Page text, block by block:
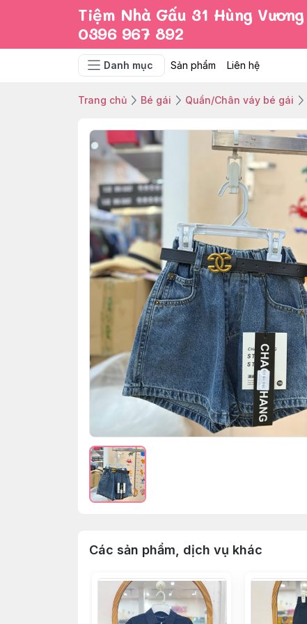
Tiệm Nhà Gấu 31 Hùng Vương
0396 967 892
Danh mục Sản phẩm Liên hệ
Trang chủ Bé gái Quần/Chân váy bé gái
Các sản phẩm, dịch vụ khác